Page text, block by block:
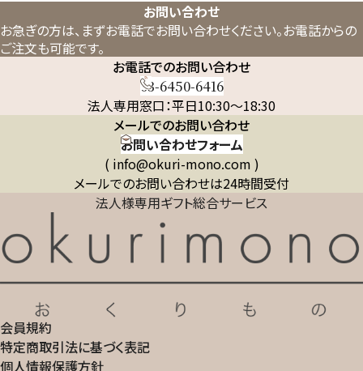
お問い合わせ
お急ぎの方は、まずお電話でお問い合わせください。お電話からの
ご注文も可能です。
お電話でのお問い合わせ
03-6450-6416
法人専用窓口：平日10:30～18:30
メールでのお問い合わせ
お問い合わせフォーム
( info@okuri-mono.com )
メールでのお問い合わせは24時間受付
法人様専用ギフト総合サービス
会員規約
特定商取引法に基づく表記
個人情報保護方針